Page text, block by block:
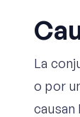
La
o por
causan